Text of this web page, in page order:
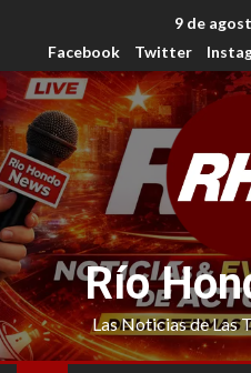
9 de
Facebook
Twitter
Río
Las Noticias de Las